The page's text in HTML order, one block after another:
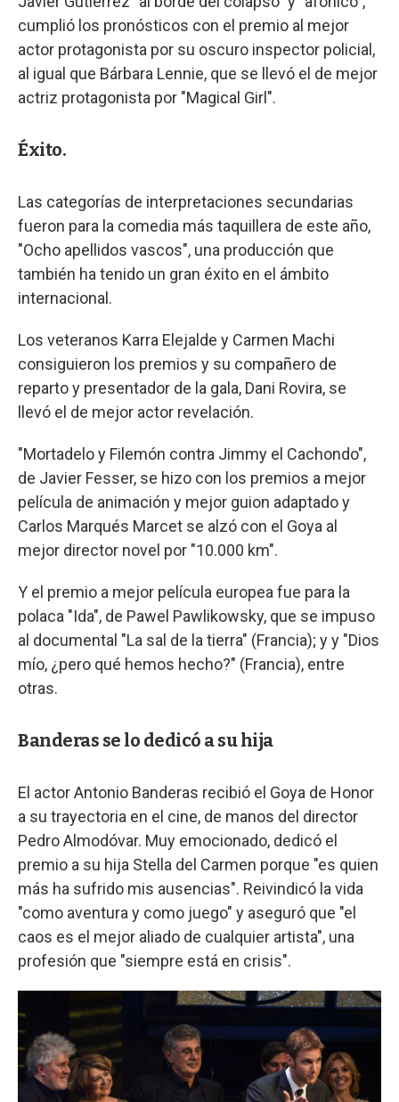
cumplió los pronósticos con el premio al mejor
actor protagonista por su oscuro inspector policial,
al igual que Bárbara Lennie, que se llevó el de mejor
actriz protagonista por "Magical Girl".
Éxito.
Las categorías de interpretaciones secundarias
fueron para la comedia más taquillera de este año,
"Ocho apellidos vascos", una producción que
también ha tenido un gran éxito en el ámbito
internacional.
Los veteranos Karra Elejalde y Carmen Machi
consiguieron los premios y su compañero de
reparto y presentador de la gala, Dani Rovira, se
llevó el de mejor actor revelación.
"Mortadelo y Filemón contra Jimmy el Cachondo",
de Javier Fesser, se hizo con los premios a mejor
película de animación y mejor guion adaptado y
Carlos Marqués Marcet se alzó con el Goya al
mejor director novel por "10.000 km".
Y el premio a mejor película europea fue para la
polaca "Ida", de Pawel Pawlikowsky, que se impuso
al documental "La sal de la tierra" (Francia); y y "Dios
mío, ¿pero qué hemos hecho?" (Francia), entre
otras.
Banderas se lo dedicó a su hija
El actor Antonio Banderas recibió el Goya de Honor
a su trayectoria en el cine, de manos del director
Pedro Almodóvar. Muy emocionado, dedicó el
premio a su hija Stella del Carmen porque "es quien
más ha sufrido mis ausencias". Reivindicó la vida
"como aventura y como juego" y aseguró que "el
caos es el mejor aliado de cualquier artista", una
profesión que "siempre está en crisis".